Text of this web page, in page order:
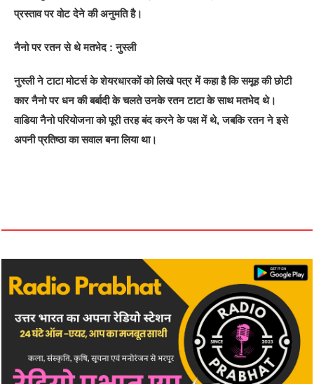
प्रस्ताव पर वोट देने की अनुमति है।
नैनो पर रतन से थे मतभेद : नुस्ली
नुस्ली ने टाटा मोटर्स के शेयरधारकों को लिखे पत्र में कहा है कि समूह की छोटी
कार नैनो पर धन की बर्बादी के चलते उनके रतन टाटा के साथ मतभेद थे।
वाडिया नैनो परियोजना को पूरी तरह बंद करने के पक्ष में थे, जबकि रतन ने इसे
अपनी प्रतिष्ठा का सवाल बना लिया था।